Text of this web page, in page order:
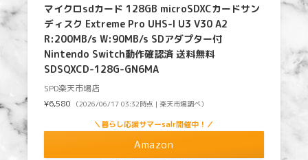
マイクロsdカード 128GB microSDXCカードサン
ディスク Extreme Pro UHS-I U3 V30 A2
R:200MB/s W:90MB/s SDアダプター付
Nintendo Switch動作確認済 送料無料
SDSQXCD-128G-GN6MA
SPD楽天市場店
¥6,580
（2026/06/17 03:32時点 | 楽天市場調べ）
＼暮らし応援サマーsalr開催中！／
Amazon